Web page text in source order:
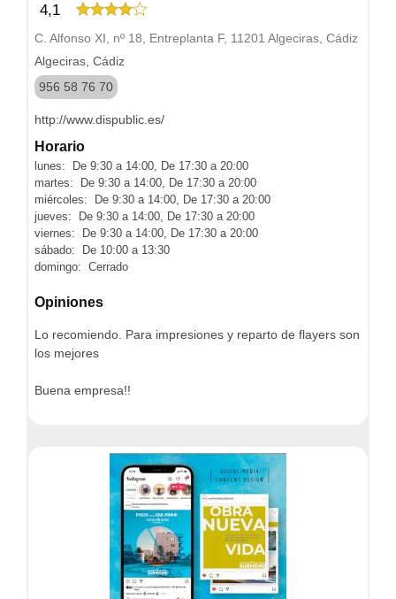
4,1
C. Alfonso XI, nº 18, Entreplanta F, 11201 Algeciras, Cádiz
Algeciras, Cádiz
956 58 76 70
http://www.dispublic.es/
Horario
lunes: De 9:30 a 14:00, De 17:30 a 20:00
martes: De 9:30 a 14:00, De 17:30 a 20:00
miércoles: De 9:30 a 14:00, De 17:30 a 20:00
jueves: De 9:30 a 14:00, De 17:30 a 20:00
viernes: De 9:30 a 14:00, De 17:30 a 20:00
sábado: De 10:00 a 13:30
domingo: Cerrado
Opiniones
Lo recomiendo. Para impresiones y reparto de flayers son
los mejores
Buena empresa!!